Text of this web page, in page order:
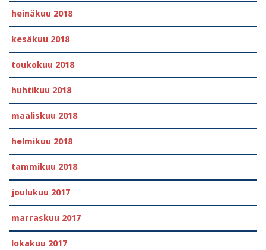
heinäkuu 2018
kesäkuu 2018
toukokuu 2018
huhtikuu 2018
maaliskuu 2018
helmikuu 2018
tammikuu 2018
joulukuu 2017
marraskuu 2017
lokakuu 2017